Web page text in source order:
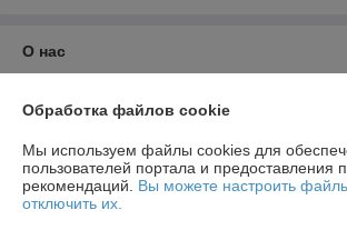
О нас
Контакты
Доставка и оплата
График работы
Обработка файлов cookie
Мы используем файлы cookies для
пользователей портала и предоставления
рекомендаций. Вы можете настроить
отключить их.